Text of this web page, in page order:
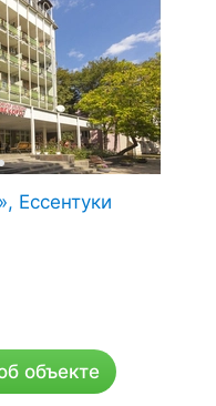
Ессентуки
объекте